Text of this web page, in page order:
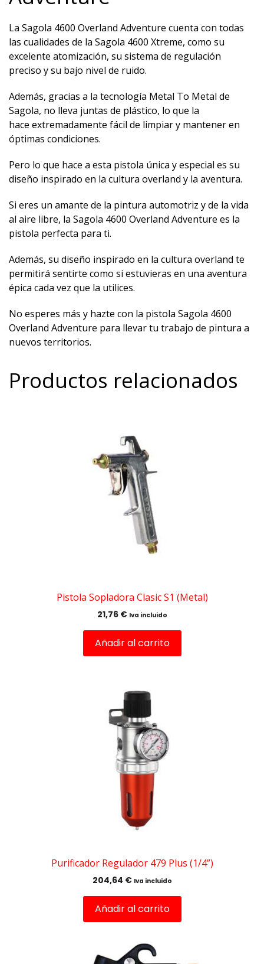
La Sagola 4600 Overland Adventure cuenta con todas
las cualidades de la Sagola 4600 Xtreme, como su
excelente atomización, su sistema de regulación
preciso y su bajo nivel de ruido.
Además, gracias a la tecnología Metal To Metal de
Sagola, no lleva juntas de plástico, lo que la
hace extremadamente fácil de limpiar y mantener en
óptimas condiciones.
Pero lo que hace a esta pistola única y especial es su
diseño inspirado en la cultura overland y la aventura.
Si eres un amante de la pintura automotriz y de la vida
al aire libre, la Sagola 4600 Overland Adventure es la
pistola perfecta para ti.
Además, su diseño inspirado en la cultura overland te
permitirá sentirte como si estuvieras en una aventura
épica cada vez que la utilices.
No esperes más y hazte con la pistola Sagola 4600
Overland Adventure para llevar tu trabajo de pintura a
nuevos territorios.
Productos relacionados
Pistola Sopladora Clasic S1 (Metal)
21,76 € Iva incluido
Añadir al carrito
Purificador Regulador 479 Plus (1/4”)
204,64 € Iva incluido
Añadir al carrito